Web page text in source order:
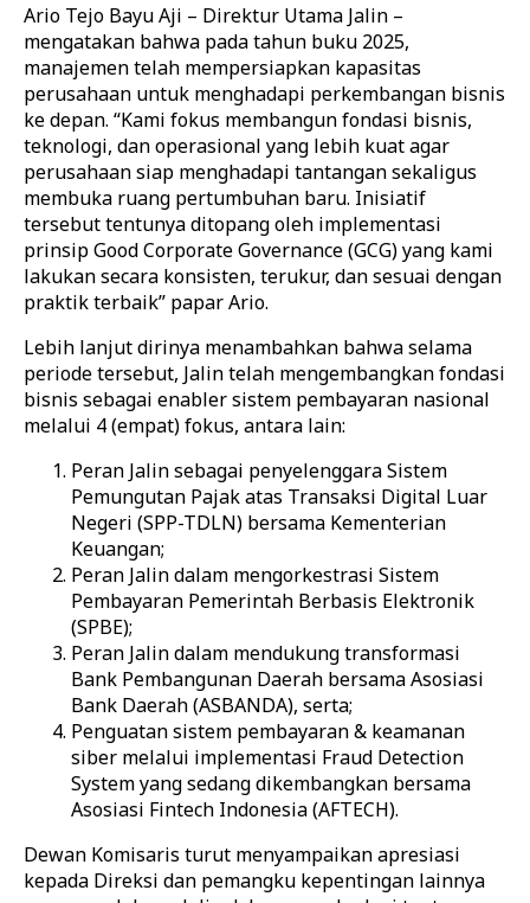
Ario Tejo Bayu Aji – Direktur Utama Jalin –
mengatakan bahwa pada tahun buku 2025,
manajemen telah mempersiapkan kapasitas
perusahaan untuk menghadapi perkembangan bisnis
ke depan. “Kami fokus membangun fondasi bisnis,
teknologi, dan operasional yang lebih kuat agar
perusahaan siap menghadapi tantangan sekaligus
membuka ruang pertumbuhan baru. Inisiatif
tersebut tentunya ditopang oleh implementasi
prinsip Good Corporate Governance (GCG) yang kami
lakukan secara konsisten, terukur, dan sesuai dengan
praktik terbaik” papar Ario.
Lebih lanjut dirinya menambahkan bahwa selama
periode tersebut, Jalin telah mengembangkan fondasi
bisnis sebagai enabler sistem pembayaran nasional
melalui 4 (empat) fokus, antara lain:
Peran Jalin sebagai penyelenggara Sistem
Pemungutan Pajak atas Transaksi Digital Luar
Negeri (SPP-TDLN) bersama Kementerian
Keuangan;
Peran Jalin dalam mengorkestrasi Sistem
Pembayaran Pemerintah Berbasis Elektronik
(SPBE);
Peran Jalin dalam mendukung transformasi
Bank Pembangunan Daerah bersama Asosiasi
Bank Daerah (ASBANDA), serta;
Penguatan sistem pembayaran & keamanan
siber melalui implementasi Fraud Detection
System yang sedang dikembangkan bersama
Asosiasi Fintech Indonesia (AFTECH).
Dewan Komisaris turut menyampaikan apresiasi
kepada Direksi dan pemangku kepentingan lainnya